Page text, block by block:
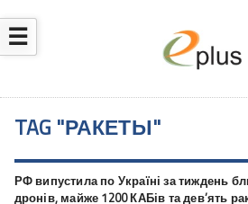
☰
TAG "РАКЕТЫ"
РФ випустила по Україні за тиждень
дронів, майже 1200 КАБів та дев’ять